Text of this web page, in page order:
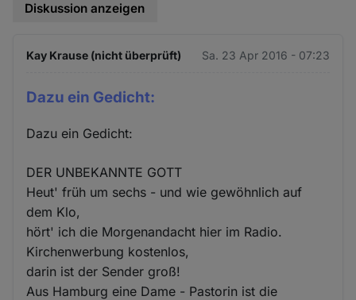
Diskussion anzeigen
Kay Krause (nicht überprüft) Sa. 23 Apr 2016 - 07:23
Dazu ein Gedicht:
Dazu ein Gedicht:
DER UNBEKANNTE GOTT
Heut' früh um sechs - und wie gewöhnlich auf
dem Klo,
hört' ich die Morgenandacht hier im Radio.
Kirchenwerbung kostenlos,
darin ist der Sender groß!
Aus Hamburg eine Dame - Pastorin ist die